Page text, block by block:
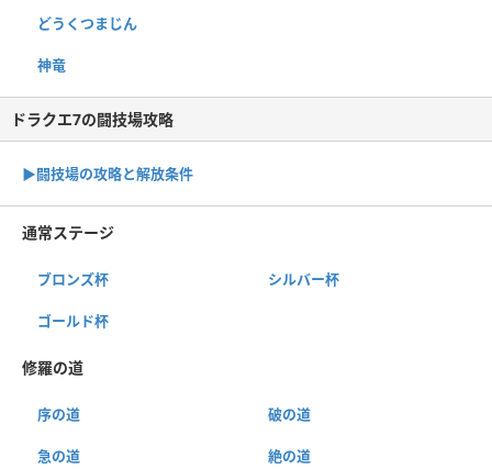
どうくつまじん
神竜
ドラクエ7の闘技場攻略
▶︎闘技場の攻略と解放条件
通常ステージ
ブロンズ杯 シルバー杯
ゴールド杯
修羅の道
序の道 破の道
急の道 絶の道